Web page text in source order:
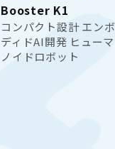
Booster K1
コンパクト設計 エンボ
ディドAI開発 ヒューマ
ノイドロボット